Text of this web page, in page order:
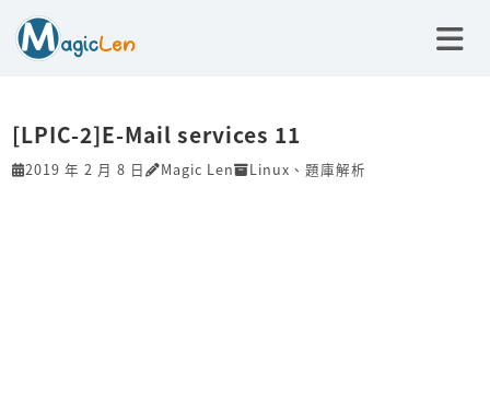
[LPIC-2]E-Mail services 11
2019 年 2 月 8 日 Magic Len Linux 、 題庫解析